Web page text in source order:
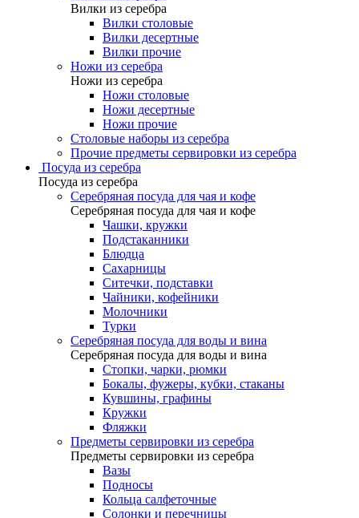
Вилки из серебра
Вилки столовые
Вилки десертные
Вилки прочие
Ножи из серебра
Ножи из серебра
Ножи столовые
Ножи десертные
Ножи прочие
Столовые наборы из серебра
Прочие предметы сервировки из серебра
Посуда из серебра
Посуда из серебра
Серебряная посуда для чая и кофе
Серебряная посуда для чая и кофе
Чашки, кружки
Подстаканники
Блюдца
Сахарницы
Ситечки, подставки
Чайники, кофейники
Молочники
Турки
Серебряная посуда для воды и вина
Серебряная посуда для воды и вина
Стопки, чарки, рюмки
Бокалы, фужеры, кубки, стаканы
Кувшины, графины
Кружки
Фляжки
Предметы сервировки из серебра
Предметы сервировки из серебра
Вазы
Подносы
Кольца салфеточные
Солонки и перечницы